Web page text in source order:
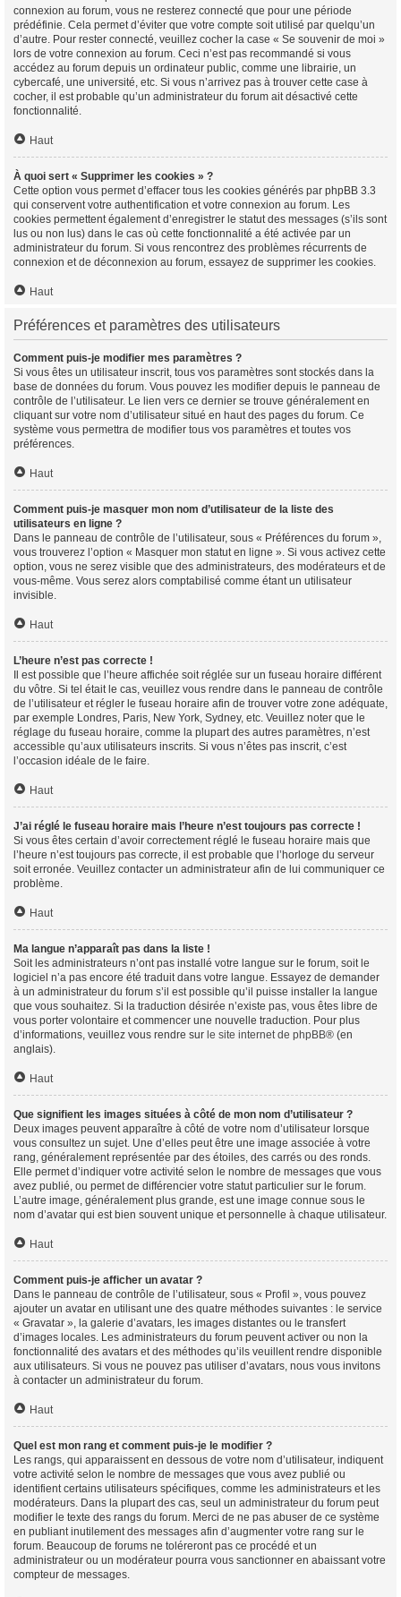
connexion au forum, vous ne resterez connecté que pour une période
prédéfinie. Cela permet d’éviter que votre compte soit utilisé par quelqu’un
d’autre. Pour rester connecté, veuillez cocher la case « Se souvenir de moi »
lors de votre connexion au forum. Ceci n’est pas recommandé si vous
accédez au forum depuis un ordinateur public, comme une librairie, un
cybercafé, une université, etc. Si vous n’arrivez pas à trouver cette case à
cocher, il est probable qu’un administrateur du forum ait désactivé cette
fonctionnalité.
Haut
À quoi sert « Supprimer les cookies » ?
Cette option vous permet d’effacer tous les cookies générés par phpBB 3.3
qui conservent votre authentification et votre connexion au forum. Les
cookies permettent également d’enregistrer le statut des messages (s’ils sont
lus ou non lus) dans le cas où cette fonctionnalité a été activée par un
administrateur du forum. Si vous rencontrez des problèmes récurrents de
connexion et de déconnexion au forum, essayez de supprimer les cookies.
Haut
Préférences et paramètres des utilisateurs
Comment puis-je modifier mes paramètres ?
Si vous êtes un utilisateur inscrit, tous vos paramètres sont stockés dans la
base de données du forum. Vous pouvez les modifier depuis le panneau de
contrôle de l’utilisateur. Le lien vers ce dernier se trouve généralement en
cliquant sur votre nom d’utilisateur situé en haut des pages du forum. Ce
système vous permettra de modifier tous vos paramètres et toutes vos
préférences.
Haut
Comment puis-je masquer mon nom d’utilisateur de la liste des
utilisateurs en ligne ?
Dans le panneau de contrôle de l’utilisateur, sous « Préférences du forum »,
vous trouverez l’option « Masquer mon statut en ligne ». Si vous activez cette
option, vous ne serez visible que des administrateurs, des modérateurs et de
vous-même. Vous serez alors comptabilisé comme étant un utilisateur
invisible.
Haut
L’heure n’est pas correcte !
Il est possible que l’heure affichée soit réglée sur un fuseau horaire différent
du vôtre. Si tel était le cas, veuillez vous rendre dans le panneau de contrôle
de l’utilisateur et régler le fuseau horaire afin de trouver votre zone adéquate,
par exemple Londres, Paris, New York, Sydney, etc. Veuillez noter que le
réglage du fuseau horaire, comme la plupart des autres paramètres, n’est
accessible qu’aux utilisateurs inscrits. Si vous n’êtes pas inscrit, c’est
l’occasion idéale de le faire.
Haut
J’ai réglé le fuseau horaire mais l’heure n’est toujours pas correcte !
Si vous êtes certain d’avoir correctement réglé le fuseau horaire mais que
l’heure n’est toujours pas correcte, il est probable que l’horloge du serveur
soit erronée. Veuillez contacter un administrateur afin de lui communiquer ce
problème.
Haut
Ma langue n’apparaît pas dans la liste !
Soit les administrateurs n’ont pas installé votre langue sur le forum, soit le
logiciel n’a pas encore été traduit dans votre langue. Essayez de demander
à un administrateur du forum s’il est possible qu’il puisse installer la langue
que vous souhaitez. Si la traduction désirée n’existe pas, vous êtes libre de
vous porter volontaire et commencer une nouvelle traduction. Pour plus
d’informations, veuillez vous rendre sur le site internet de phpBB® (en
anglais).
Haut
Que signifient les images situées à côté de mon nom d’utilisateur ?
Deux images peuvent apparaître à côté de votre nom d’utilisateur lorsque
vous consultez un sujet. Une d’elles peut être une image associée à votre
rang, généralement représentée par des étoiles, des carrés ou des ronds.
Elle permet d’indiquer votre activité selon le nombre de messages que vous
avez publié, ou permet de différencier votre statut particulier sur le forum.
L’autre image, généralement plus grande, est une image connue sous le
nom d’avatar qui est bien souvent unique et personnelle à chaque utilisateur.
Haut
Comment puis-je afficher un avatar ?
Dans le panneau de contrôle de l’utilisateur, sous « Profil », vous pouvez
ajouter un avatar en utilisant une des quatre méthodes suivantes : le service
« Gravatar », la galerie d’avatars, les images distantes ou le transfert
d’images locales. Les administrateurs du forum peuvent activer ou non la
fonctionnalité des avatars et des méthodes qu’ils veuillent rendre disponible
aux utilisateurs. Si vous ne pouvez pas utiliser d’avatars, nous vous invitons
à contacter un administrateur du forum.
Haut
Quel est mon rang et comment puis-je le modifier ?
Les rangs, qui apparaissent en dessous de votre nom d’utilisateur, indiquent
votre activité selon le nombre de messages que vous avez publié ou
identifient certains utilisateurs spécifiques, comme les administrateurs et les
modérateurs. Dans la plupart des cas, seul un administrateur du forum peut
modifier le texte des rangs du forum. Merci de ne pas abuser de ce système
en publiant inutilement des messages afin d’augmenter votre rang sur le
forum. Beaucoup de forums ne toléreront pas ce procédé et un
administrateur ou un modérateur pourra vous sanctionner en abaissant votre
compteur de messages.